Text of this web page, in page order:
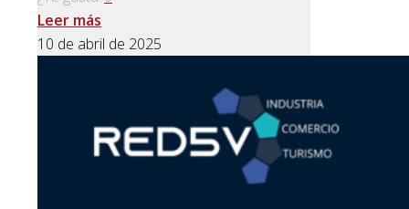
Leer más
10 de abril de 2025